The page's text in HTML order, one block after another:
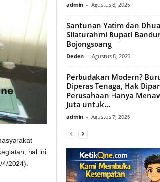
hal ini
2024).
admin - Agustus 8, 2026
Santunan Yatim dan
Silaturahmi Bupati
Bojongsoang
Deden - Agustus 8, 2026
Perbudakan Modern?
Diperas Tenaga, Hak
Perusahaan Hanya
Juta untuk...
admin - Agustus 7, 2026